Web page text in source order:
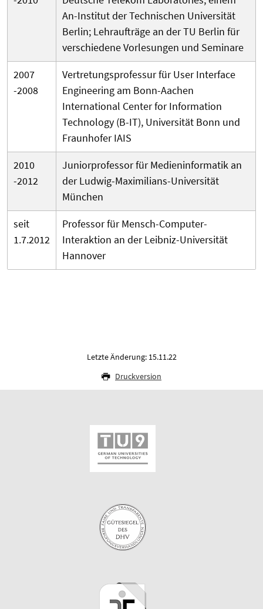
An-Institut der Technischen Universität
Berlin; Lehraufträge an der TU Berlin für
verschiedene Vorlesungen und Seminare
2007
-2008
Vertretungsprofessur für User Interface
Engineering am Bonn-Aachen
International Center for Information
Technology (B-IT), Universität Bonn und
Fraunhofer IAIS
2010
-2012
Juniorprofessor für Medieninformatik an
der Ludwig-Maximilians-Universität
München
seit
1.7.2012
Professor für Mensch-Computer-
Interaktion an der Leibniz-Universität
Hannover
Letzte Änderung: 15.11.22
Druckversion